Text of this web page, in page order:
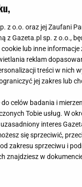
z o.o. oraz jej Zaufani
z Gazeta.pl sp. z o.o.,
lub inne
reklam
treści w nich
jej zakres lub
celów badania i
Tobie usług. W
interes
się sprzeciwić,
zakresu sprzeciwu i
znajdziesz w